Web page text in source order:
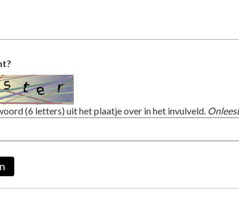
(6 letters) uit het plaatje over in het invulveld.